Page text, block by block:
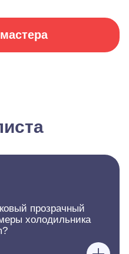
прозрачный
холодильника